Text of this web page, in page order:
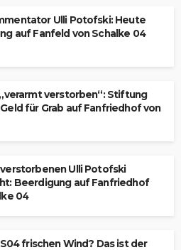
Ulli Potofski: Heute
auf Fanfeld von Schalke 04
verstorben“: Stiftung
für Grab auf Fanfriedhof von
Ulli Potofski
Beerdigung auf Fanfriedhof
04
frischen Wind? Das ist der